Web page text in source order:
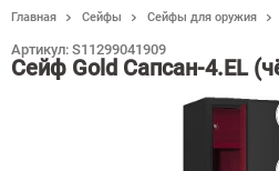
Главная Сейфы Сейфы для оружия
Сейф Gold Сапсан-4.EL
Артикул: S11299041909